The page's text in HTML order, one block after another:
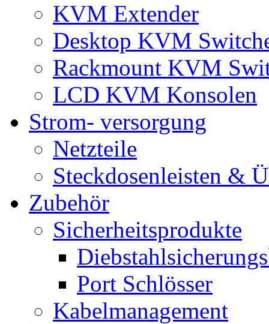
KVM Extender
Desktop KVM
Rackmount KVM
LCD KVM Konsolen
Strom- versorgung
Netzteile
Steckdosenleisten &
Zubehör
Sicherheitsprodukte
Port Schlösser
Kabelmanagement